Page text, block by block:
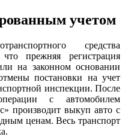
учетом
средства
прежняя регистрация
на законном основании
постановки на учет
инспекции. После
с автомобилем
производит выкуп авто с
ценам. Весь транспорт